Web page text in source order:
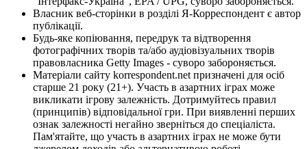
Власник веб-сторінки в розділі Я-Корреспондент є автор
публікації.
Будь-яке копіювання, передрук та відтворення
фотографічних творів та/або аудіовізуальних творів
правовласника Getty Images - суворо забороняється.
Матеріали сайту korrespondent.net призначені для осіб
старше 21 року (21+). Участь в азартних іграх може
викликати ігрову залежність. Дотримуйтесь правил
(принципів) відповідальної гри. При виявленні перших
ознак залежності негайно зверніться до спеціаліста.
Пам'ятайте, що участь в азартних іграх не може бути